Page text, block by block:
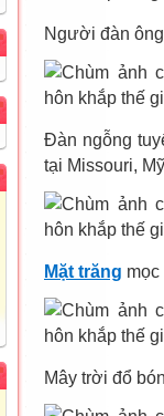
Người đàn
Đàn ngỗng
tại Missouri, Mỹ
Mặt trăng
Mây trời đổ